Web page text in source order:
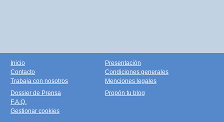
Inicio
Contacto
Trabaja con nosotros
Presentación
Condiciones generales
Menciones legales
Dossier de Prensa
F.A.Q.
Gestionar cookies
Propón tu blog